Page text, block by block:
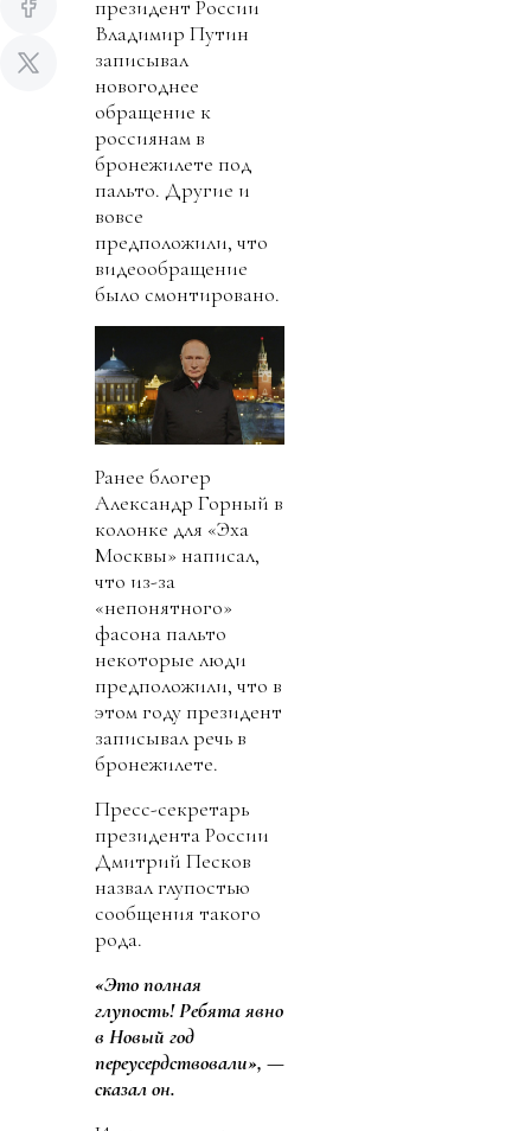
президент России
Владимир Путин
записывал
новогоднее
обращение к
россиянам в
бронежилете под
пальто. Другие и
вовсе
предположили, что
видеообращение
было смонтировано.
Ранее блогер
Александр Горный в
колонке для «Эха
Москвы» написал,
что из-за
«непонятного»
фасона пальто
некоторые люди
предположили, что в
этом году президент
записывал речь в
бронежилете.
Пресс-секретарь
президента России
Дмитрий Песков
назвал глупостью
сообщения такого
рода.
«Это полная
глупость! Ребята явно
в Новый год
переусердствовали», —
сказал он.